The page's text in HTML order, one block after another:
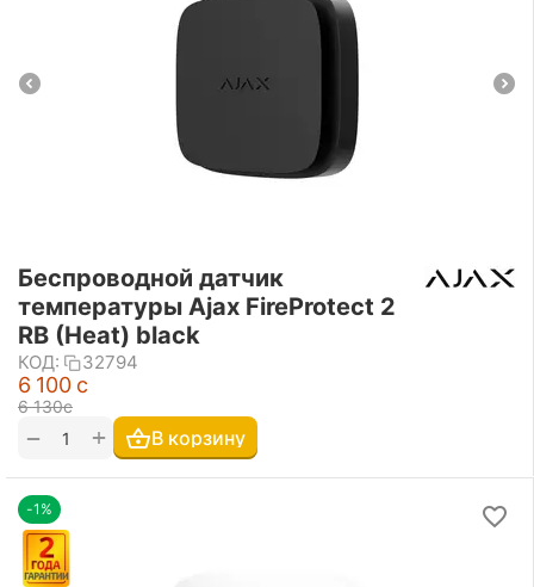
Беспроводной датчик
температуры Ajax FireProtect 2
RB (Heat) black
КОД: 32794
6 100 с
6 130с
+
− В корзину
-1%